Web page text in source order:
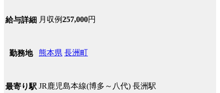
給与詳細 月収例257,000円
勤務地 熊本県 長洲町
最寄り駅 JR鹿児島本線(博多～八代) 長洲駅